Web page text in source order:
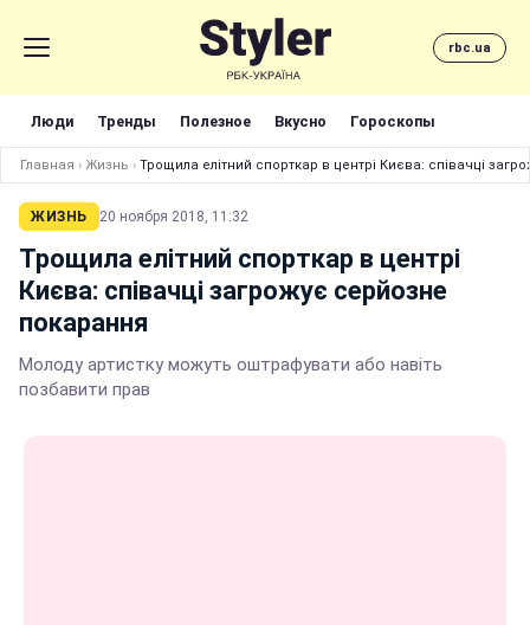
rbc.ua
Люди Тренды Полезное Вкусно Гороскопы
Главная › Жизнь › Трощила елітний спорткар в центрі Києва: співачці
ЖИЗНЬ 20 ноября 2018, 11:32
Трощила елітний спорткар в центрі
Києва: співачці загрожує серйозне
покарання
Молоду артистку можуть оштрафувати або навіть
позбавити прав